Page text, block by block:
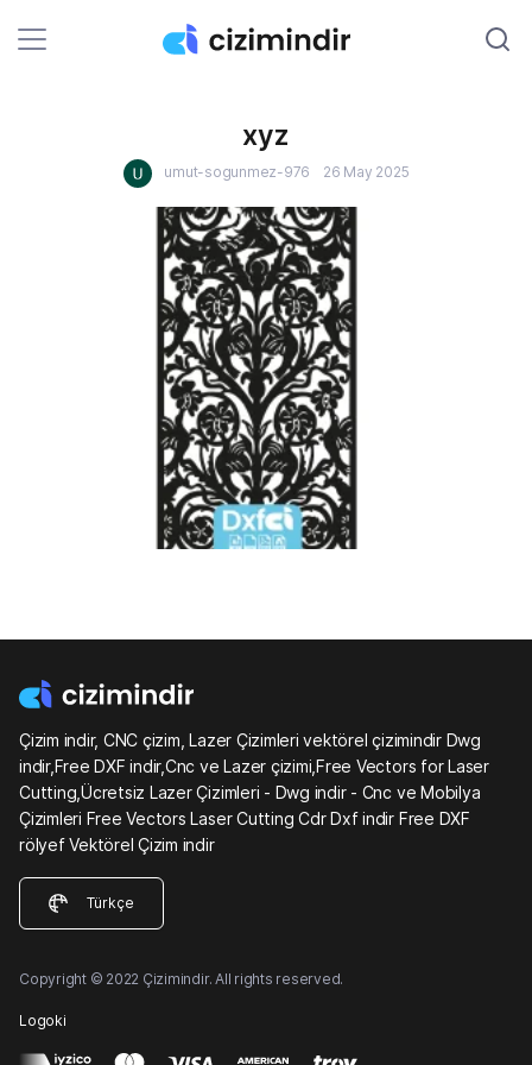
xyz
umut-sogunmez-976 26 May 2025
Çizim indir, CNC çizim, Lazer Çizimleri vektörel çizimindir Dwg
indir,Free DXF indir,Cnc ve Lazer çizimi,Free Vectors for Laser
Cutting,Ücretsiz Lazer Çizimleri - Dwg indir - Cnc ve Mobilya
Çizimleri Free Vectors Laser Cutting Cdr Dxf indir Free DXF
rölyef Vektörel Çizim indir
Türkçe
Copyright © 2022 Çizimindir. All rights reserved.
Logoki